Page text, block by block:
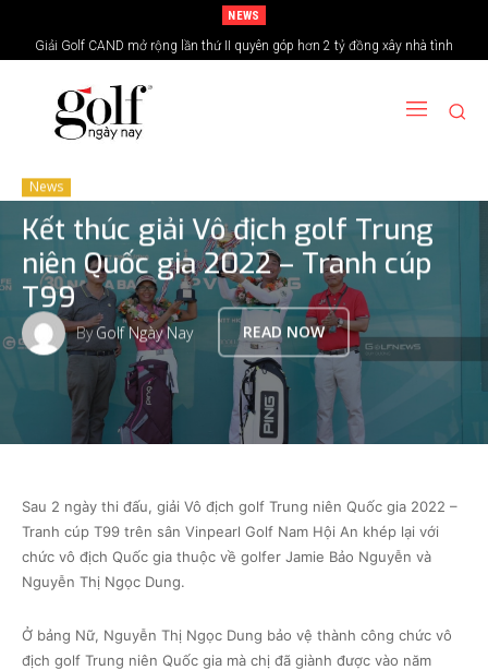
NEWS
Giải Golf CAND mở rộng lần thứ II quyên góp hơn 2 tỷ đồng xây nhà tình
nghĩa vùng biên giới
24H Group tổ chức giải golf kỷ niệm 15 năm thành lập
News
Kết thúc giải Vô địch golf Trung
niên Quốc gia 2022 – Tranh cúp
T99
ByGolf Ngày Nay READ NOW
Sau 2 ngày thi đấu, giải Vô địch golf Trung niên Quốc gia 2022 –
Tranh cúp T99 trên sân Vinpearl Golf Nam Hội An khép lại với
chức vô địch Quốc gia thuộc về golfer Jamie Bảo Nguyễn và
Nguyễn Thị Ngọc Dung.
Ở bảng Nữ, Nguyễn Thị Ngọc Dung bảo vệ thành công chức vô
địch golf Trung niên Quốc gia mà chị đã giành được vào năm